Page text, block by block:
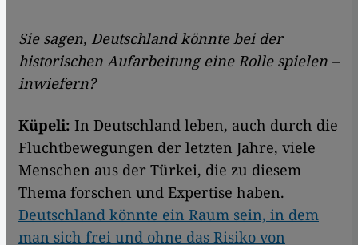
Sie sagen, Deutschland könnte bei der
historischen Aufarbeitung eine Rolle spielen –
inwiefern?
Küpeli: In Deutschland leben, auch durch die
Fluchtbewegungen der letzten Jahre, viele
Menschen aus der Türkei, die zu diesem
Thema forschen und Expertise haben.
Deutschland könnte ein Raum sein, in dem
man sich frei und ohne das Risiko von